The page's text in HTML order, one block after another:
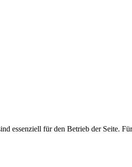
essenziell für den Betrieb der Seite.